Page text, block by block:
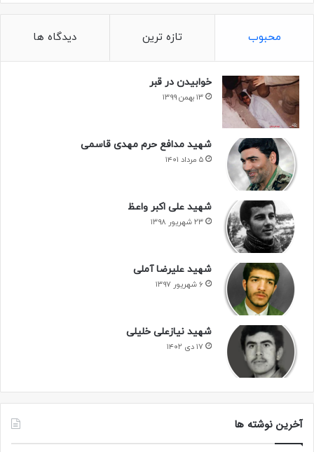
محبوب تازه ترین دیدگاه ها
خوابیدن در قبر
۱۳ بهمن ۱۳۹۹
شهید مدافع حرم مهدی قاسمی
۵ مرداد ۱۴۰۱
شهید علی اکبر واعظ
۲۳ شهریور ۱۳۹۸
شهید علیرضا آملی
۶ شهریور ۱۳۹۷
شهید نیازعلی خلیلی
۱۷ دی ۱۴۰۲
آخرین نوشته ها